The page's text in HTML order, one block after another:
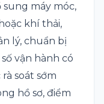
máy móc,
khí thải,
lý, chuẩn bị
vận hành có
soát sớm
hồ sơ, điểm